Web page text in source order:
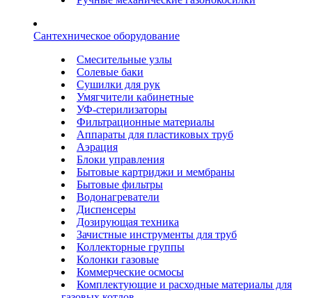
Сантехническое оборудование
Смесительные узлы
Солевые баки
Сушилки для рук
Умягчители кабинетные
УФ-стерилизаторы
Фильтрационные материалы
Аппараты для пластиковых труб
Аэрация
Блоки управления
Бытовые картриджи и мембраны
Бытовые фильтры
Водонагреватели
Диспенсеры
Дозирующая техника
Зачистные инструменты для труб
Коллекторные группы
Колонки газовые
Коммерческие осмосы
Комплектующие и расходные материалы для